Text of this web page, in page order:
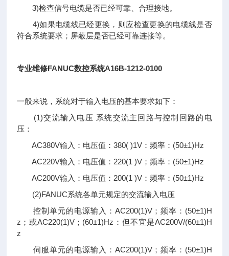
3)检查信号电缆是否已经可靠、合理接地。
4)如果电缆线已经更换，则应检查更换的电缆线是否
符合系统要求；屏蔽层是否已经可靠连接等。
专业维修FANUC数控系统A16B-1212-0100
一般来说，系统对于输入电压的基本要求如下：
(1)交流输入电压 系统交流主回路与控制回路的电
压：
AC380V输入：电压值：380( )1V：频率：(50±1)Hz
AC220V输入：电压值：220(1 )V；频率：(50±1)Hz
AC200V输入：电压值：200(1 )V：频率：(50±1)Hz
(2)FANUC系统各单元规定的交流输入电压
控制单元的电源输入：AC200(1)V；频率：(50±1)H
z；或AC220(1)V；(60±1)Hz：但不宜是AC200V/(60±1)H
z
伺服单元的电源输入：AC200(1)V；频率：(50±1)H